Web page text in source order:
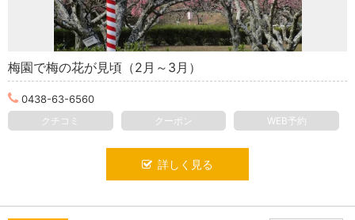
梅園で梅の花が見頃（2月～3月）
0438-63-6560
クチコミ クーポン WEB予約
詳しく見る